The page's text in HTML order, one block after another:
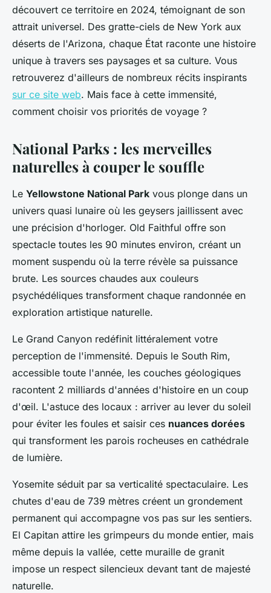
découvert ce territoire en 2024, témoignant de son
attrait universel. Des gratte-ciels de New York aux
déserts de l'Arizona, chaque État raconte une histoire
unique à travers ses paysages et sa culture. Vous
retrouverez d'ailleurs de nombreux récits inspirants
sur ce site web. Mais face à cette immensité,
comment choisir vos priorités de voyage ?
National Parks : les merveilles
naturelles à couper le souffle
Le Yellowstone National Park vous plonge dans un
univers quasi lunaire où les geysers jaillissent avec
une précision d'horloger. Old Faithful offre son
spectacle toutes les 90 minutes environ, créant un
moment suspendu où la terre révèle sa puissance
brute. Les sources chaudes aux couleurs
psychédéliques transforment chaque randonnée en
exploration artistique naturelle.
Le Grand Canyon redéfinit littéralement votre
perception de l'immensité. Depuis le South Rim,
accessible toute l'année, les couches géologiques
racontent 2 milliards d'années d'histoire en un coup
d'œil. L'astuce des locaux : arriver au lever du soleil
pour éviter les foules et saisir ces nuances dorées
qui transforment les parois rocheuses en cathédrale
de lumière.
Yosemite séduit par sa verticalité spectaculaire. Les
chutes d'eau de 739 mètres créent un grondement
permanent qui accompagne vos pas sur les sentiers.
El Capitan attire les grimpeurs du monde entier, mais
même depuis la vallée, cette muraille de granit
impose un respect silencieux devant tant de majesté
naturelle.